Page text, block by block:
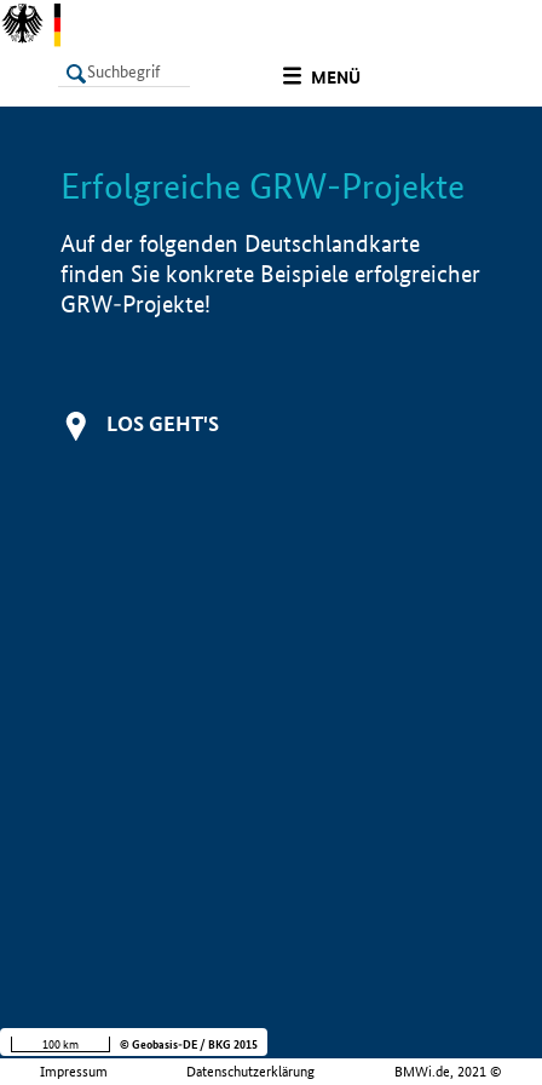
MENÜ
LISTE Info
Erfolgreiche GRW-Projekte
Auf der folgenden Deutschlandkarte
finden Sie konkrete Beispiele erfolgreicher
GRW-Projekte!
LOS GEHT'S
Impressum Datenschutzerklärung BMWi.de, 2021 ©
100 km © Geobasis-DE / BKG 2015